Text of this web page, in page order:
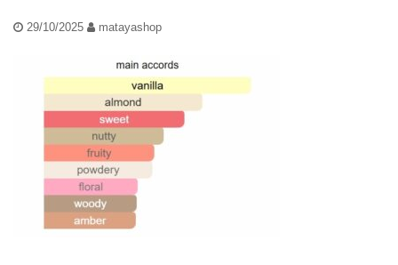
29/10/2025 matayashop